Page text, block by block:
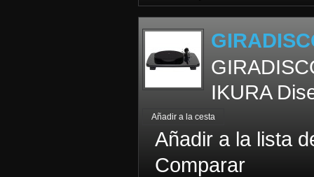
IKURA
Añadir a la lista
Comparar